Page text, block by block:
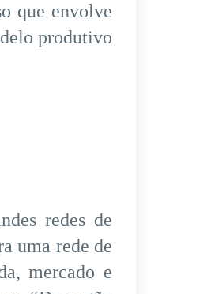
que envolve
produtivo
redes de
uma rede de
mercado e